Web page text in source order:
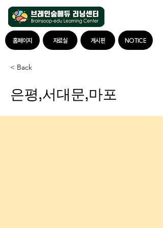
자료실 게시판 NOTICE
홈페이지
< Back
은평,서대문,마포